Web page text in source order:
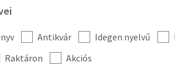
Antikvár Idegen nyelvű
Raktáron Akciós